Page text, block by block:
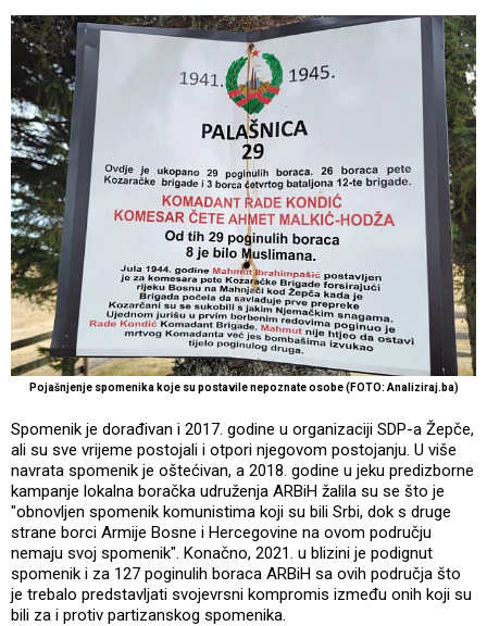
Pojašnjenje spomenika koje su postavile nepoznate osobe (FOTO: Analiziraj.ba)
Spomenik je dorađivan i 2017. godine u organizaciji SDP-a Žepče,
ali su sve vrijeme postojali i otpori njegovom postojanju. U više
navrata spomenik je oštećivan, a 2018. godine u jeku predizborne
kampanje lokalna boračka udruženja ARBiH žalila su se što je
"obnovljen spomenik komunistima koji su bili Srbi, dok s druge
strane borci Armije Bosne i Hercegovine na ovom području
nemaju svoj spomenik". Konačno, 2021. u blizini je podignut
spomenik i za 127 poginulih boraca ARBiH sa ovih područja što
je trebalo predstavljati svojevrsni kompromis između onih koji su
bili za i protiv partizanskog spomenika.